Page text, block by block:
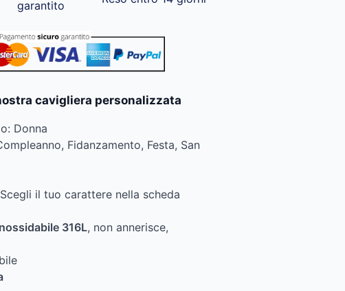
garantito
cavigliera personalizzata
Donna
Fidanzamento, Festa, San
il tuo carattere nella scheda
316L, non annerisce,